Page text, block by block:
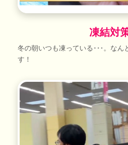
凍結対
冬の朝いつも凍っている･･･。なん
す！